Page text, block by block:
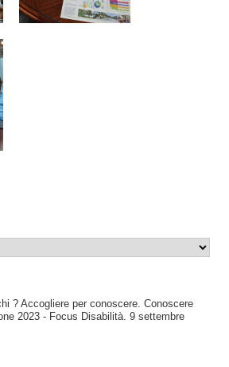
? Accogliere per conoscere. Conoscere
2023 - Focus Disabilità. 9 settembre